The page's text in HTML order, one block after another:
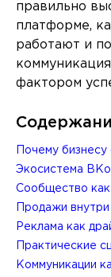
правильно
платформе,
работают и
фактором
Почему
Экосистема
Сообщество как
Продажи
Реклама как
Практические
Коммуникации